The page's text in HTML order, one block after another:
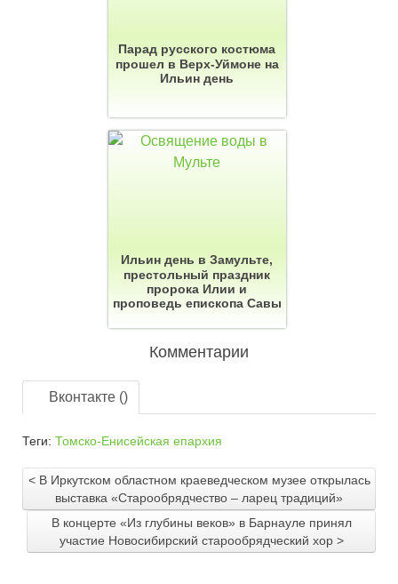
Парад русского костюма
прошел в Верх-Уймоне на
Ильин день
Ильин день в Замульте,
престольный праздник
пророка Илии и
проповедь епископа Савы
Комментарии
Вконтакте ()
Теги: Томско-Енисейская епархия
< В Иркутском областном краеведческом музее открылась
выставка «Старообрядчество – ларец традиций»
В концерте «Из глубины веков» в Барнауле принял
участие Новосибирский старообрядческий хор >